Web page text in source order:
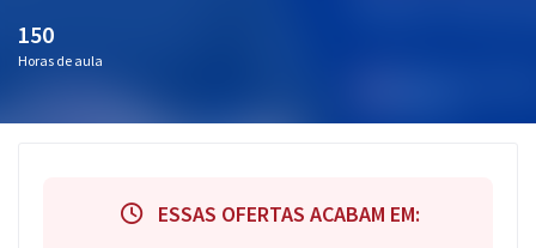
Conteúdo gratuito
Aprovados
150
Horas de aula
ESSAS OFERTAS ACABAM EM: